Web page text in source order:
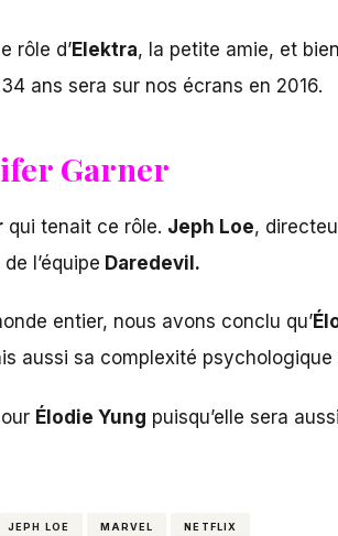
rôle d’Elektra, la petite amie, et
ans sera sur nos écrans en 2016.
Garner
qui tenait ce rôle. Jeph Loe,
l’équipe Daredevil.
entier, nous avons conclu qu’
aussi sa complexité psychologique
Élodie Yung puisqu’elle sera
JEPH LOE MARVEL NETFLIX